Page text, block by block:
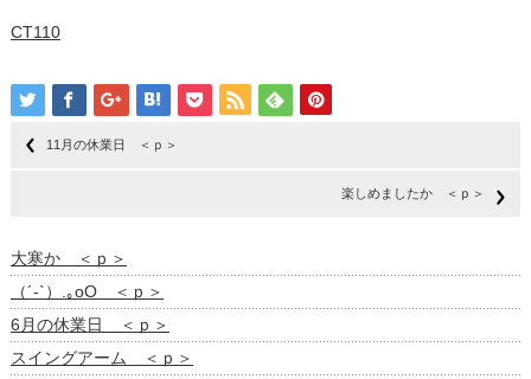
CT110
11月の休業日 ＜ｐ＞
楽しめましたか ＜ｐ＞
大寒か ＜ｐ＞
（´-`）.｡oO ＜ｐ＞
6月の休業日 ＜ｐ＞
スイングアーム ＜ｐ＞